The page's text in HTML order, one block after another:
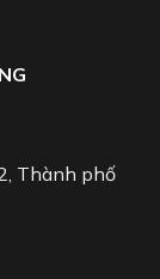
Thành phố